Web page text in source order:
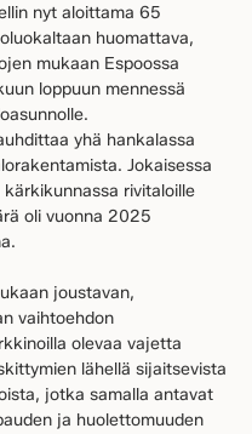
nyt aloittama 65
huomattava,
mukaan Espoossa
loppuun mennessä
yhä hankalassa
Jokaisessa
rivitaloille
oli vuonna 2025
joustavan,
vaihtoehdon
olevaa vajetta
lähellä sijaitsevista
jotka samalla antavat
ja huolettomuuden